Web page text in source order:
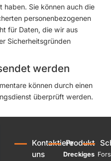
haben. Sie können auch die
personenbezogenen
für Daten, die wir aus
Sicherheitsgründen
werden
können durch einen
überprüft werden.
Kontaktiere
uns
Produkt
Dreckiges